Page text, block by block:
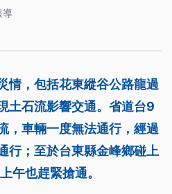
導
情，包括花東縱谷公路龍過
土石流影響交通。省道台9
，車輛一度無法通行，經過
行；至於台東縣金峰鄉碰上
午也趕緊搶通。